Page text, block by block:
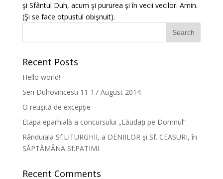
şi Sfântul Duh, acum şi pururea şi în vecii vecilor. Amin.
(Şi se face otpustul obişnuit).
Recent Posts
Hello world!
Seri Duhovnicesti 11-17 August 2014
O reuşită de excepţie
Etapa eparhială a concursului „Lăudaţi pe Domnul”
Rânduiala Sf.LITURGHII, a DENIILOR şi Sf. CEASURI, în
SĂPTĂMÂNA Sf.PATIMI
Recent Comments